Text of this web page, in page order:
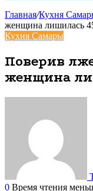
Главная/Кухня
женщина лишилась
Кухня Самары
Поверив
женщина
0 Время чтения